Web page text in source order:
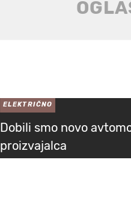
ELEKTRIČNO
Dobili smo novo
proizvajalca